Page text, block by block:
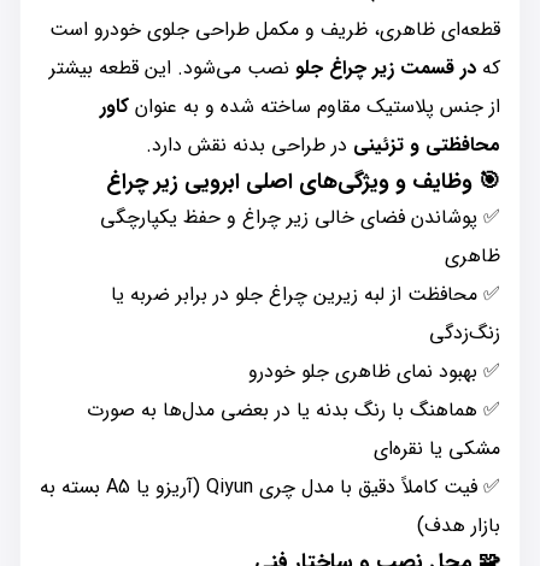
قطعه‌ای ظاهری، ظریف و مکمل طراحی جلوی خودرو است
که در قسمت زیر چراغ جلو نصب می‌شود. این قطعه بیشتر
از جنس پلاستیک مقاوم ساخته شده و به عنوان کاور
محافظتی و تزئینی در طراحی بدنه نقش دارد.
🎯 وظایف و ویژگی‌های اصلی ابرویی زیر چراغ
✅ پوشاندن فضای خالی زیر چراغ و حفظ یکپارچگی
ظاهری
✅ محافظت از لبه زیرین چراغ جلو در برابر ضربه یا
زنگ‌زدگی
✅ بهبود نمای ظاهری جلو خودرو
✅ هماهنگ با رنگ بدنه یا در بعضی مدل‌ها به صورت
مشکی یا نقره‌ای
✅ فیت کاملاً دقیق با مدل چری Qiyun (آریزو یا A5 بسته به
بازار هدف)